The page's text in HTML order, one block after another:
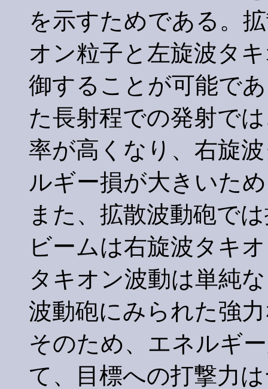
を示すためである。
オン粒子と左旋波タ
御することが可能で
た長射程での発射で
率が高くなり、右旋
ルギー損が大きいた
また、拡散波動砲で
ビームは右旋波タキ
タキオン波動は単純
波動砲にみられた強
そのため、エネルギ
て、目標への打撃力